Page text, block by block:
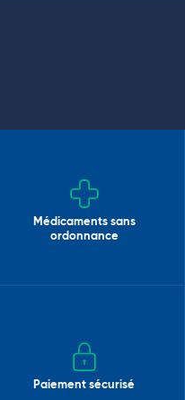
Médicaments sans
ordonnance
Paiement sécurisé